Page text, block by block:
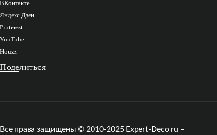
ВКонтакте
Яндекс Дзен
Pinterest
YouTube
Houzz
Поделиться
Все права защищены © 2010-2025 Expert-Deco.ru –